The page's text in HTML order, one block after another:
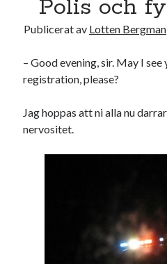
17 18 19 20 21 22
31
Sök
Polis och
Publicerat av Lotten Bergman
– Good evening, sir. May I see
registration, please?
Jag hoppas att ni alla nu
nervositet.